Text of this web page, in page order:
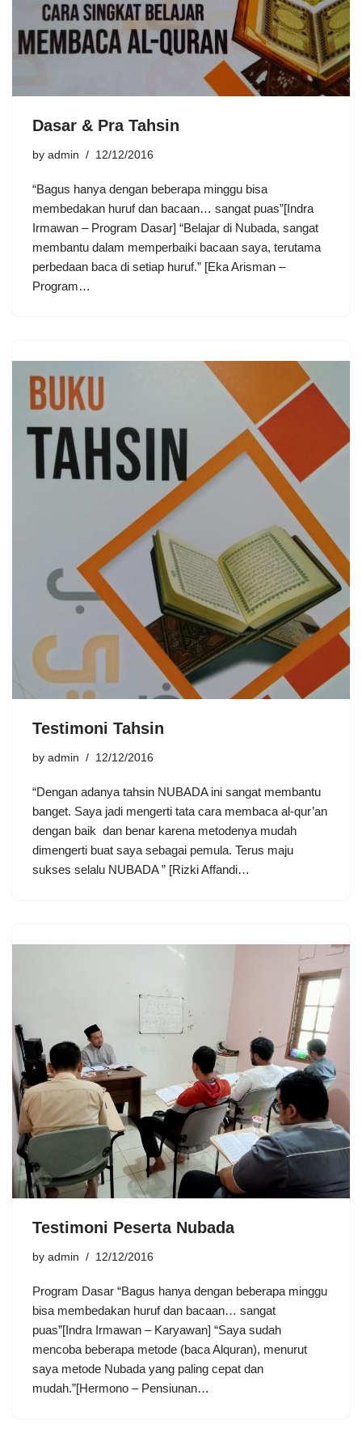
Dasar & Pra Tahsin
by admin 12/12/2016
“Bagus hanya dengan beberapa minggu bisa
membedakan huruf dan bacaan… sangat puas”[Indra
Irmawan – Program Dasar] “Belajar di Nubada, sangat
membantu dalam memperbaiki bacaan saya, terutama
perbedaan baca di setiap huruf.” [Eka Arisman –
Program…
Testimoni Tahsin
by admin 12/12/2016
“Dengan adanya tahsin NUBADA ini sangat membantu
banget. Saya jadi mengerti tata cara membaca al-qur’an
dengan baik dan benar karena metodenya mudah
dimengerti buat saya sebagai pemula. Terus maju
sukses selalu NUBADA ” [Rizki Affandi…
Testimoni Peserta Nubada
by admin 12/12/2016
Program Dasar “Bagus hanya dengan beberapa minggu
bisa membedakan huruf dan bacaan… sangat
puas”[Indra Irmawan – Karyawan] “Saya sudah
mencoba beberapa metode (baca Alquran), menurut
saya metode Nubada yang paling cepat dan
mudah.”[Hermono – Pensiunan…